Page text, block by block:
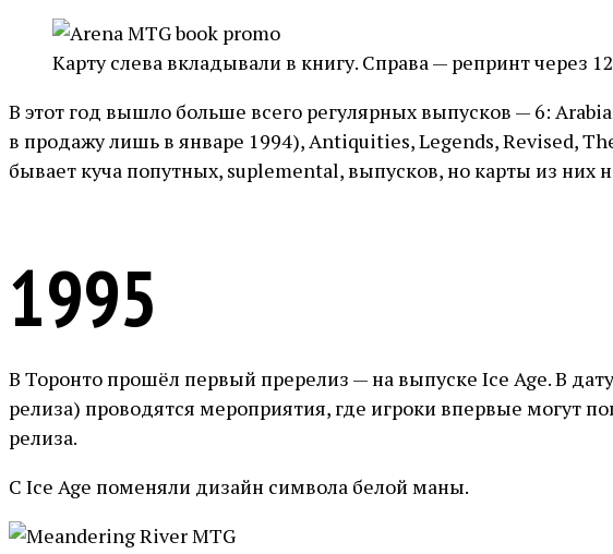
Карту слева вкладывали в книгу. Справа — репринт через
В этот год вышло больше всего регулярных выпусков — 6:
в продажу лишь в январе 1994), Antiquities, Legends, Revised,
бывает куча попутных, suplemental, выпусков, но карты из них
1995
В Торонто прошёл первый пререлиз — на выпуске Ice Age. В
релиза) проводятся мероприятия, где игроки впервые могут
релиза.
С Ice Age поменяли дизайн символа белой маны.